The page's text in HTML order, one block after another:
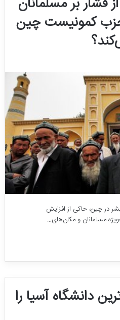
کمونیست چین
در چین، حاکی از افزایش
مسلمانان و مکان‌های…
دانشگاه آسیا را